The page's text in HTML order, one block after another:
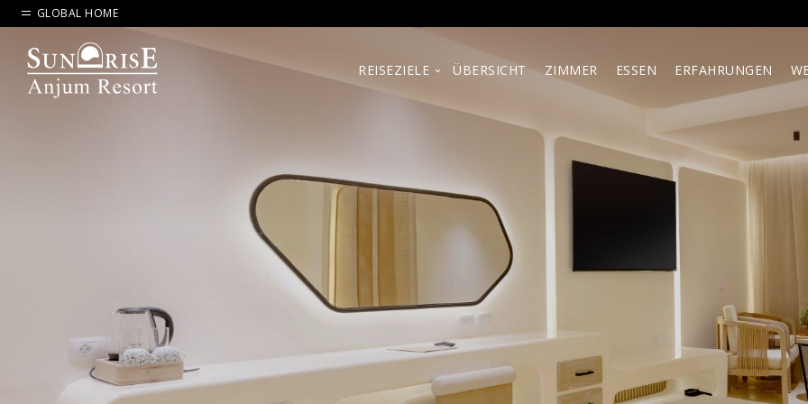
GLOBAL HOME
REISEZIELE ÜBERSICHT ZIMMER ESSEN ERFAHRUNGEN